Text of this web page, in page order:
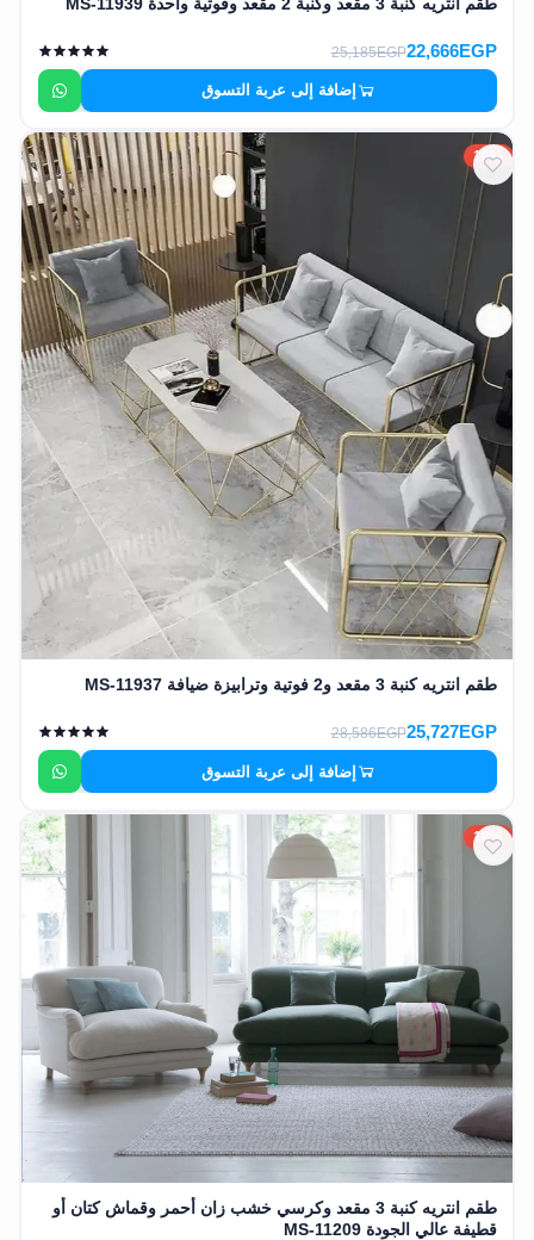
22,666EGP
25,185EGP
إضافة إلى عربة التسوق
10%
طقم انتريه كنبة 3 مقعد و2 فوتية وترابيزة ضيافة MS-11937
25,727EGP
28,586EGP
إضافة إلى عربة التسوق
10%
طقم انتريه كنبة 3 مقعد وكرسي خشب زان أحمر وقماش كتان أو
قطيفة عالي الجودة MS-11209